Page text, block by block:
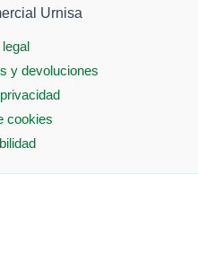
Urnisa
y devoluciones
cookies